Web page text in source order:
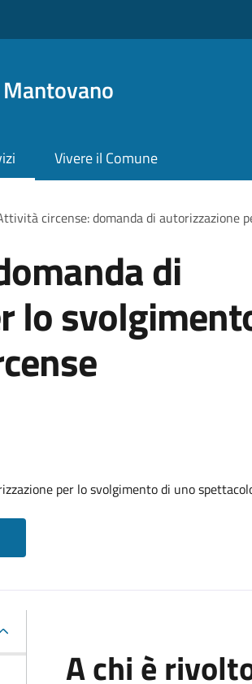
Vivere il Comune
circense: domanda di autorizzazione
di
lo
per lo svolgimento di uno
A chi è